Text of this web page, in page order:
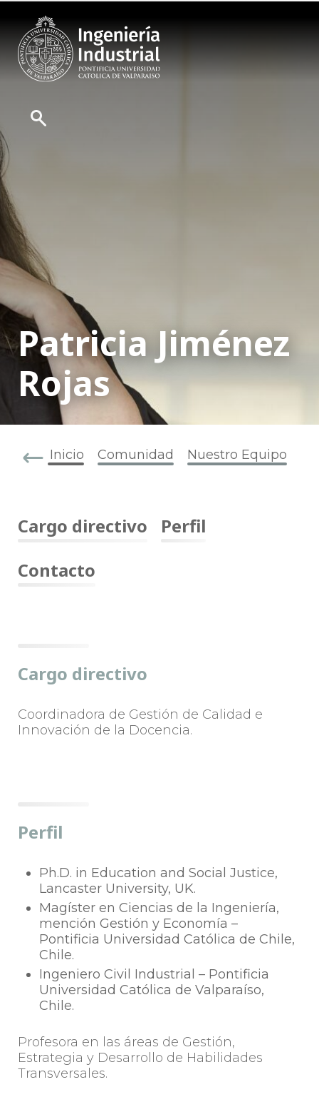
Patricia Jiménez
Rojas
Inicio Comunidad Nuestro Equipo
Cargo directivo
Perfil
Contacto
Cargo directivo
Coordinadora de Gestión de Calidad e
Innovación de la Docencia.
Perfil
Ph.D. in Education and Social Justice,
Lancaster University, UK.
Magíster en Ciencias de la Ingeniería,
mención Gestión y Economía –
Pontificia Universidad Católica de Chile,
Chile.
Ingeniero Civil Industrial – Pontificia
Universidad Católica de Valparaíso,
Chile.
Profesora en las áreas de Gestión,
Estrategia y Desarrollo de Habilidades
Transversales.